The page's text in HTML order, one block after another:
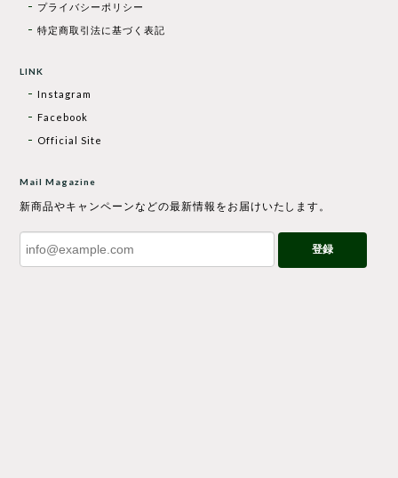
プライバシーポリシー
特定商取引法に基づく表記
LINK
Instagram
Facebook
Official Site
Mail Magazine
新商品やキャンペーンなどの最新情報をお届けいたします。
登録